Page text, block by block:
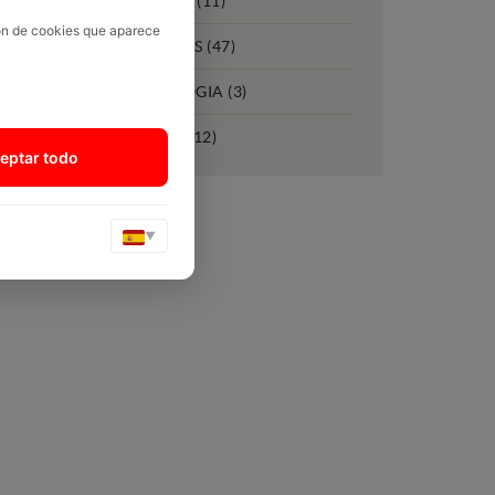
flotes i
a
NOVETATS (47)
TECNOLOGIA (3)
VENDES (12)
de cookies que aparece
todo
▼